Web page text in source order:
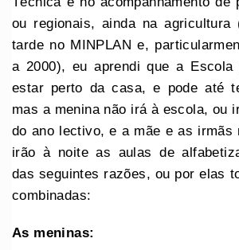
ou regionais, ainda na agricultura
tarde no MINPLAN e,
a 2000), eu aprendi que a Escola
estar perto da casa, e pode até
mas a menina não irá à escola, ou
do ano lectivo, e a mãe e as irmãs
irão à noite as aulas de
das seguintes razões, ou por elas
combinadas:
As meninas: